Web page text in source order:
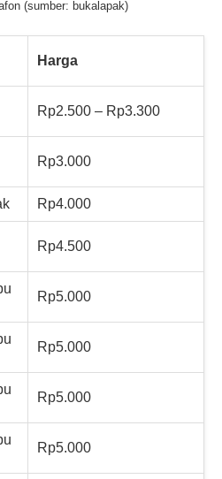
(sumber: bukalapak)
Harga
Rp2.500 – Rp3.300
Rp3.000
Rp4.000
Rp4.500
Rp5.000
Rp5.000
Rp5.000
Rp5.000